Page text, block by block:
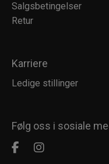
Salgsbetingelser
Retur
Karriere
Ledige stillinger
Følg oss i sosiale